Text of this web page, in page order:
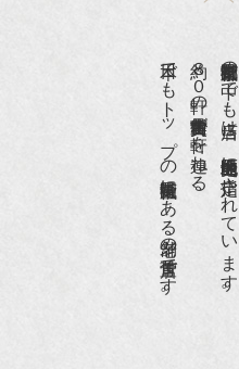
京都祇園骨董街の中でも当店は、歴史的保全地区に指定されています。
約８０軒の古美術骨董商が軒を連ねる、
日本でもトップの祇園骨董街にある老舗の骨董店です。